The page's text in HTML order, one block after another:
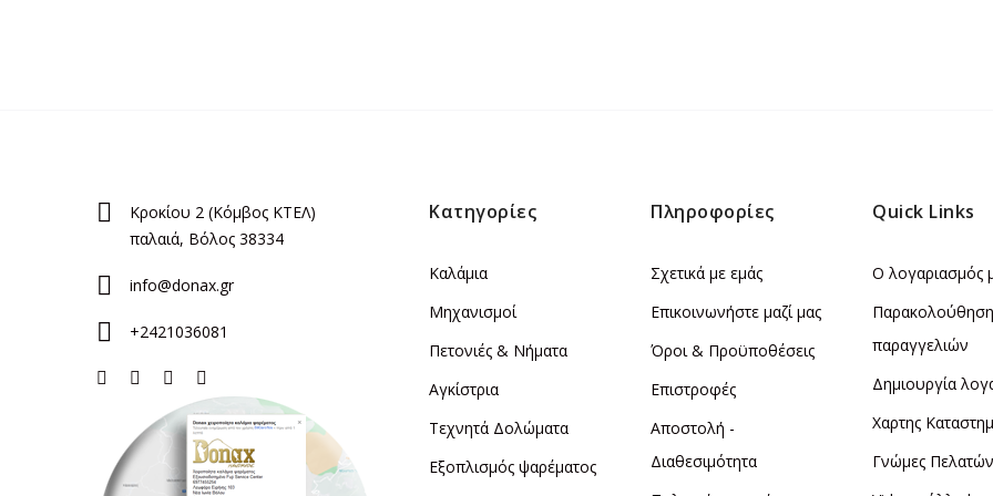
Κροκίου 2 (Κόμβος ΚΤΕΛ)
παλαιά, Βόλος 38334
info@donax.gr
+2421036081
Κατηγορίες
Καλάμια
Μηχανισμοί
Πετονιές & Νήματα
Αγκίστρια
Τεχνητά Δολώματα
Εξοπλισμός ψαρέματος
Πληροφορίες
Σχετικά με εμάς
Επικοινωνήστε μαζί μας
Όροι & Προϋποθέσεις
Επιστροφές
Αποστολή -
Διαθεσιμότητα
Quick Links
Ο λογαριασμός
Παρακολούθηση
παραγγελιών
Δημιουργία
Χαρτης
Γνώμες Πελατών